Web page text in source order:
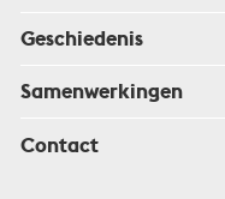
Geschiedenis
Samenwerkingen
Contact